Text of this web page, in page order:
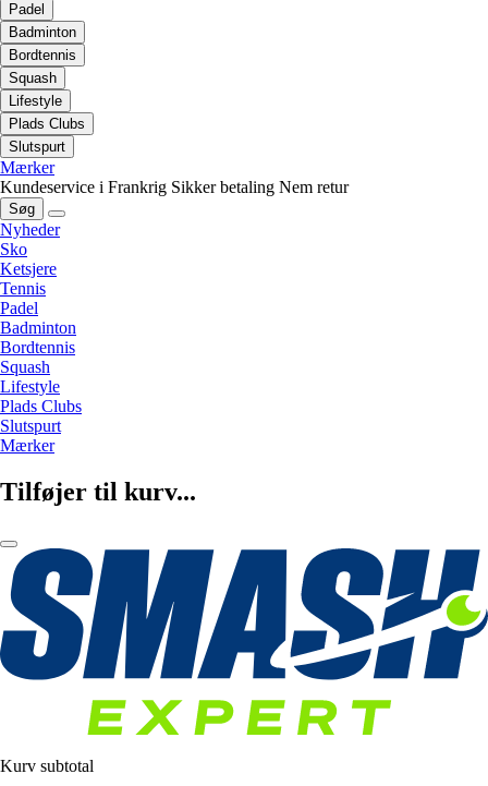
Padel
Badminton
Bordtennis
Squash
Lifestyle
Plads Clubs
Slutspurt
Mærker
Kundeservice i Frankrig Sikker betaling Nem retur
Søg
Nyheder
Sko
Ketsjere
Tennis
Padel
Badminton
Bordtennis
Squash
Lifestyle
Plads Clubs
Slutspurt
Mærker
Tilføjer til kurv...
Kurv subtotal